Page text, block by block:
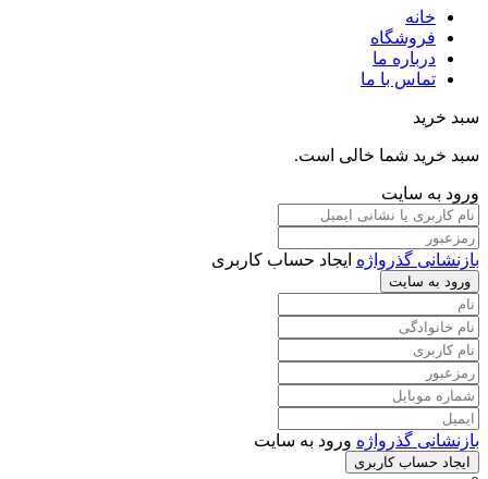
خانه
فروشگاه
درباره ما
تماس با ما
سبد خرید
سبد خرید شما خالی است.
ورود به سایت
بازنشانی گذرواژه ایجاد حساب کاربری
ورود به سایت
بازنشانی گذرواژه ورود به سایت
ایجاد حساب کاربری